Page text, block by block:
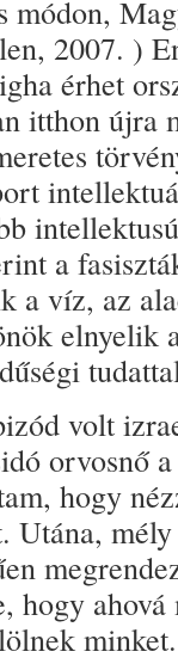
módon,
2007. )
érhet
itthon újra
a
a víz, az
volt
orvosnő
hogy
Utána,
hogy